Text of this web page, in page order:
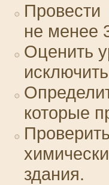
Провести
не менее
Оценить
которые
здания.